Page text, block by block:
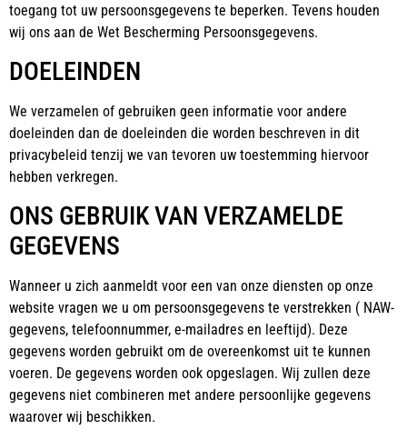
toegang tot uw persoonsgegevens te beperken. Tevens houden
wij ons aan de Wet Bescherming Persoonsgegevens.
DOELEINDEN
We verzamelen of gebruiken geen informatie voor andere
doeleinden dan de doeleinden die worden beschreven in dit
privacybeleid tenzij we van tevoren uw toestemming hiervoor
hebben verkregen.
ONS GEBRUIK VAN VERZAMELDE
GEGEVENS
Wanneer u zich aanmeldt voor een van onze diensten op onze
website vragen we u om persoonsgegevens te verstrekken ( NAW-
gegevens, telefoonnummer, e-mailadres en leeftijd). Deze
gegevens worden gebruikt om de overeenkomst uit te kunnen
voeren. De gegevens worden ook opgeslagen. Wij zullen deze
gegevens niet combineren met andere persoonlijke gegevens
waarover wij beschikken.